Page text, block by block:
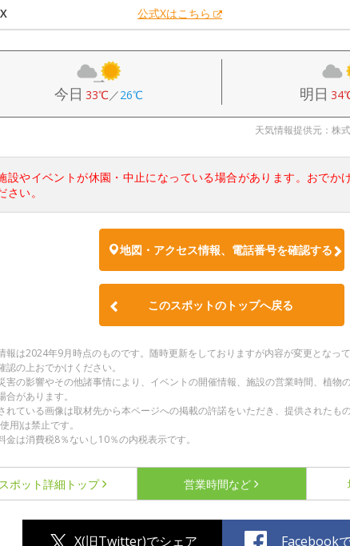
公式Xはこちら
今日 33℃／26℃ 明日
天気情報提供元：株
設やイベントが休園・中止になっている場合があります。おでか
さい。
地図・アクセス情報、電話番号を確認する
このスポットのトップへ戻る
報は2024年9月時点のものです。随時更新をしておりますが内容が変更となっ
認の上おでかけください。
害の影響やその他諸事情により、イベントの開催情報、施設の営業時間、植物
合があります。
れている画像は取材先から本ページへの掲載の許諾をいただき、提供されたも
用)は禁止です。
金は消費税8％ないし10％の内税表示です。
スポット詳細 トップ 営業時間など
X(旧Twitter)でシェア Facebook